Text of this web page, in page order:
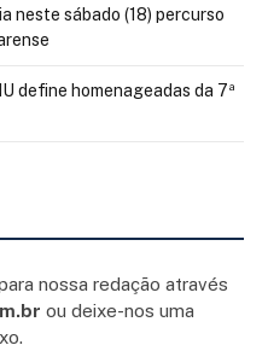
neste sábado (18) percurso
define homenageadas da 7ª
nossa redação através
ou deixe-nos uma